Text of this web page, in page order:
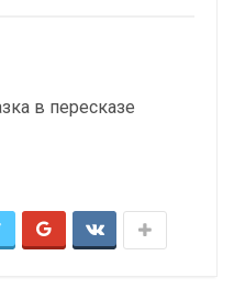
в пересказе